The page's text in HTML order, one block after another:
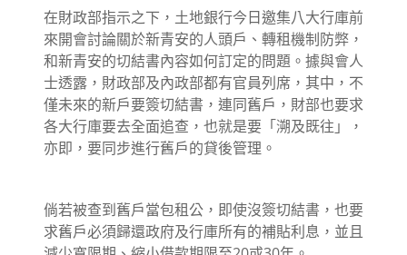
在財政部指示之下，土地銀行今日邀集八大行庫前
來開會討論關於新青安的人頭戶、轉租機制防弊，
和新青安的切結書內容如何訂定的問題。據與會人
士透露，財政部及內政部都有官員列席，其中，不
僅未來的新戶要簽切結書，連同舊戶，財部也要求
各大行庫要去全面追查，也就是要「溯及既往」，
亦即，要同步進行舊戶的貸後管理。
倘若被查到舊戶當包租公，即使沒簽切結書，也要
求舊戶必須歸還政府及行庫所有的補貼利息，並且